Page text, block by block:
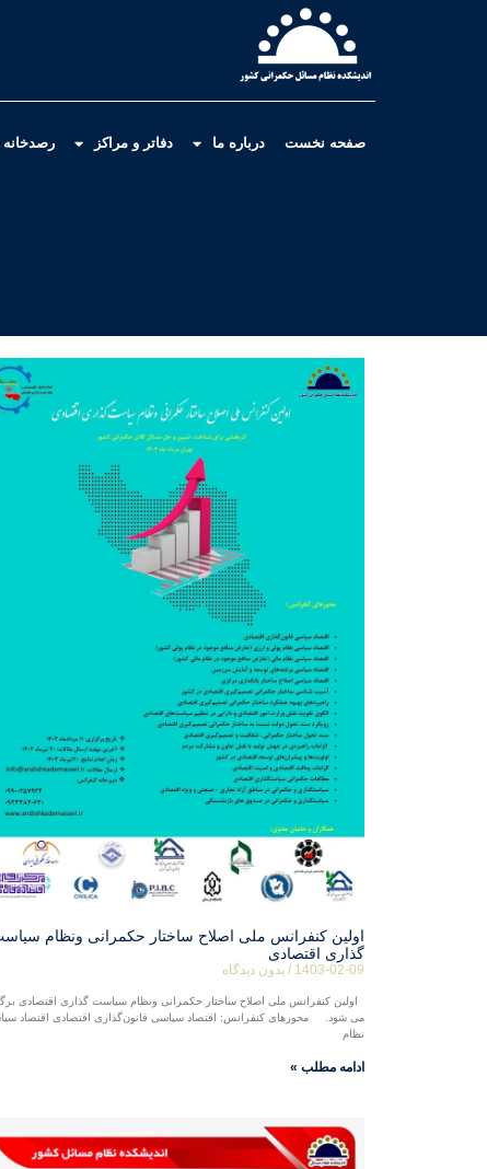
صفحه نخست درباره ما دفاتر و مراکز رصدخانه
اولین کنفرانس ملی اصلاح ساختار حکمرانی ونظام
گذاری اقتصادی
1403-02-09 بدون دیدگاه
اولین کنفرانس ملی اصلاح ساختار حکمرانی ونظام سیاست گذاری اقتصادی
می شود. محورهای کنفرانس: اقتصاد سیاسی قانون‌گذاری اقتصادی اقتصاد
نظام
ادامه مطلب »